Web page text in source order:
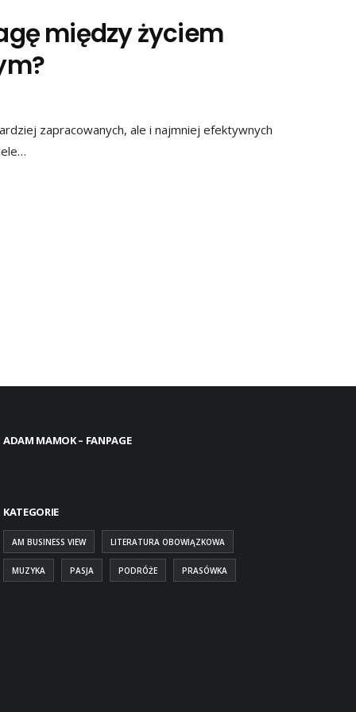
między życiem
zapracowanych, ale i najmniej efektywnych
ADAM MAMOK – FANPAGE
KATEGORIE
AM BUSINESS VIEW LITERATURA OBOWIĄZKOWA
MUZYKA PASJA PODRÓŻE PRASÓWKA